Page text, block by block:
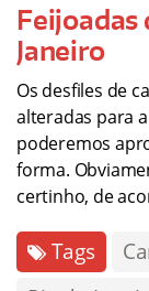
Feijoadas
Janeiro
Os desfiles de
alteradas para
poderemos
forma.
certinho, de
Tags